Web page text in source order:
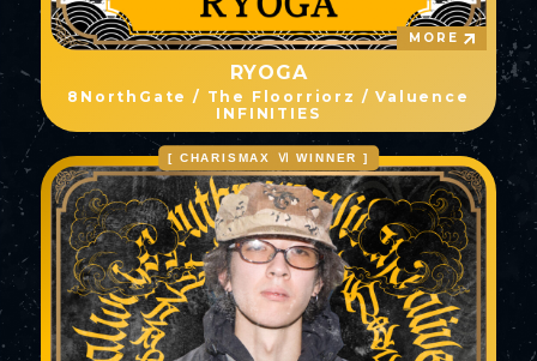
MORE
RYOGA
8NorthGate / The Floorriorz / Valuence
INFINITIES
[ CHARISMAX Ⅵ WINNER ]